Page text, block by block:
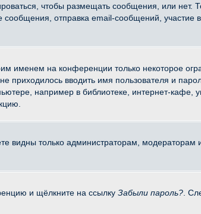
чтобы размещать сообщения, или нет.
отправка email-сообщений, участие в
именем на конференции только некоторое
приходилось вводить имя пользователя и
например в библиотеке, интернет-кафе,
видны только администраторам, модераторам
и щёлкните на ссылку Забыли пароль? .